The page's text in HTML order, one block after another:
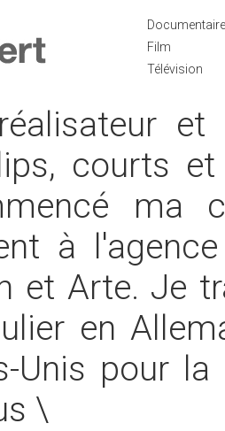
Documentaire
Film
Télévision
et
courts
ma
à
et Arte. Je
en
Unis pour
\